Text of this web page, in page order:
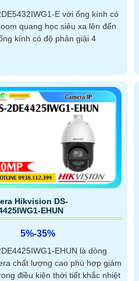
E với ống kính có
quang học siêu xa lên đến
kính có độ phân giải 4
Hikvision DS-
EHUN
5%-35%
EHUN là dòng
chất lượng cao phù hợp giám
điều kiện thời tiết khắc nhiệt